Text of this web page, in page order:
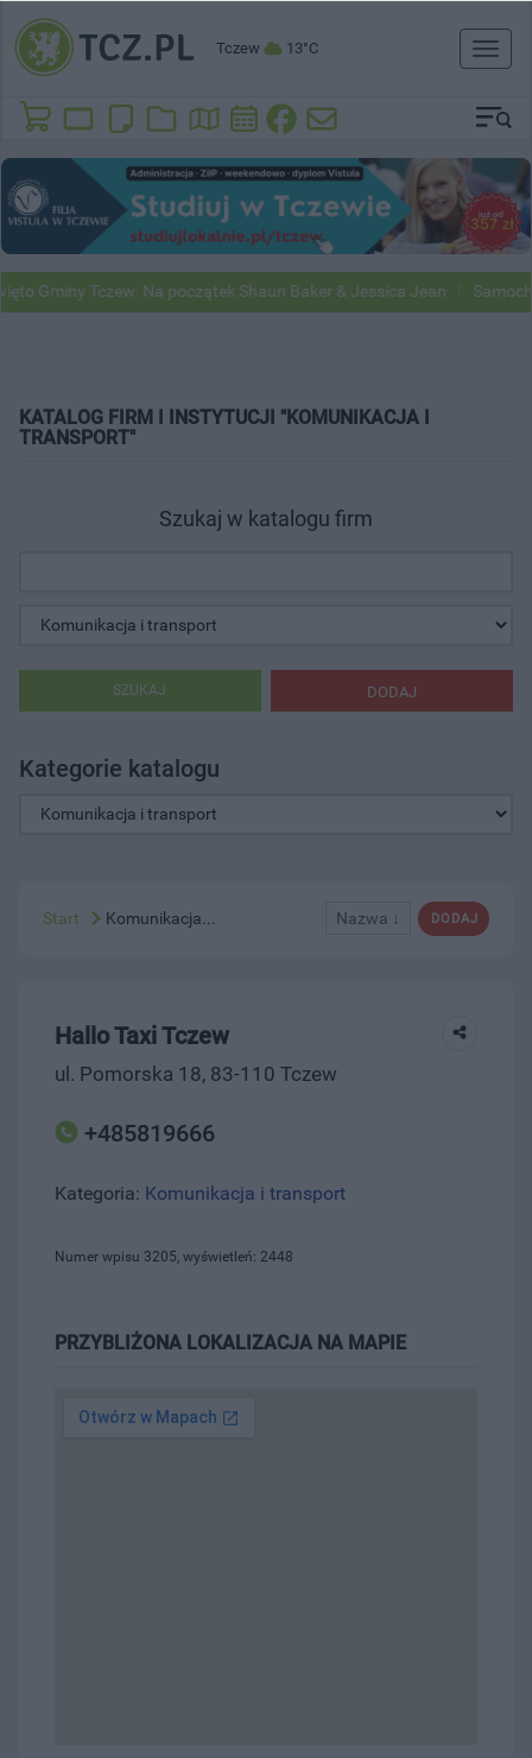
Tczew 13°C
Toggle
Gminy Tczew. Na początek Shaun Baker & Jessica Jean
KATALOG FIRM I INSTYTUCJI "KOMUNIKACJA I
TRANSPORT"
Szukaj w katalogu firm
DODAJ
SZUKAJ
Kategorie katalogu
DODAJ
Nazwa ↓
Start Komunikacja...
Hallo Taxi Tczew
ul. Pomorska 18, 83-110 Tczew
+485819666
Kategoria: Komunikacja i transport
Numer wpisu 3205, wyświetleń: 2448
PRZYBLIŻONA LOKALIZACJA NA MAPIE